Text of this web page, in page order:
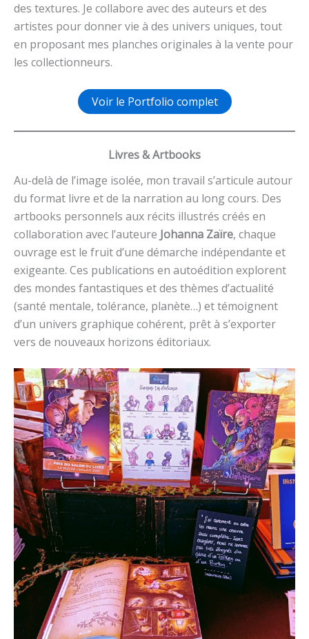
des textures. Je collabore avec des auteurs et des
artistes pour donner vie à des univers uniques, tout
en proposant mes planches originales à la vente pour
les collectionneurs.
Voir le Portfolio complet
Livres & Artbooks
Au-delà de l’image isolée, mon travail s’articule autour
du format livre et de la narration au long cours. Des
artbooks personnels aux récits illustrés créés en
collaboration avec l’auteure Johanna Zaïre, chaque
ouvrage est le fruit d’une démarche indépendante et
exigeante. Ces publications en autoédition explorent
des mondes fantastiques et des thèmes d’actualité
(santé mentale, tolérance, planète…) et témoignent
d’un univers graphique cohérent, prêt à s’exporter
vers de nouveaux horizons éditoriaux.